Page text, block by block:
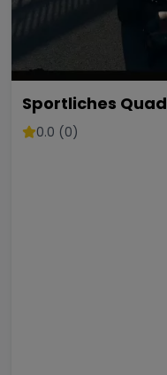
Sportliches Quad
0.0 (0)